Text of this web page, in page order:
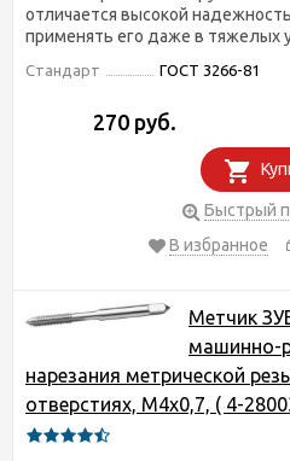
отличается высокой
применять его даже в тяжелых
Стандарт ГОСТ 3266-81
270 руб.
Быстрый
В избранное
Метчик
машинно-
нарезания метрической
отверстиях, М4х0,7, ( 4-